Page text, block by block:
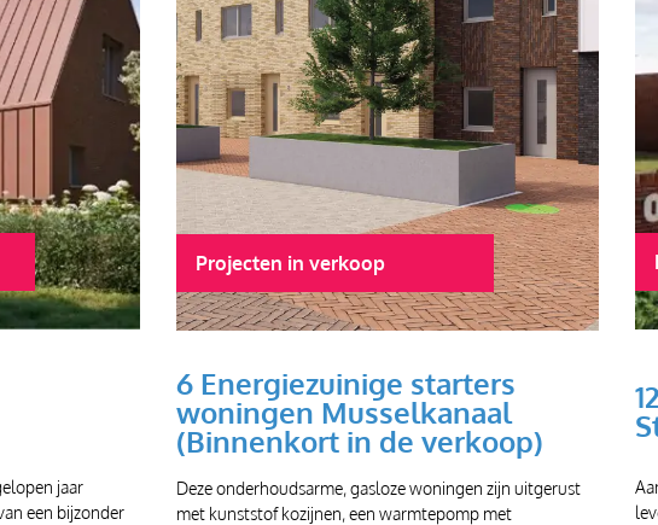
jaar
een bijzonder
Projecten in verkoop
6 Energiezuinige starters
woningen Musselkanaal
(Binnenkort in de verkoop)
Deze onderhoudsarme, gasloze woningen zijn uitgerust
met kunststof kozijnen, een warmtepomp met